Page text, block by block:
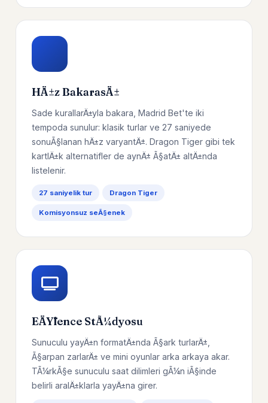
HÄ±z BakarasÄ±
Sade kurallarÄ±yla bakara, Madrid Bet'te iki
tempoda sunulur: klasik turlar ve 27 saniyede
sonuÃ§lanan hÄ±z varyantÄ±. Dragon Tiger gibi tek
kartlÄ±k alternatifler de aynÄ± Ã§atÄ± altÄ±nda
listelenir.
27 saniyelik tur Dragon Tiger
Komisyonsuz seÃ§enek
EÄŸlence StÃ¼dyosu
Sunuculu yayÄ±n formatÄ±nda Ã§ark turlarÄ±,
Ã§arpan zarlarÄ± ve mini oyunlar arka arkaya akar.
TÃ¼rkÃ§e sunuculu saat dilimleri gÃ¼n iÃ§inde
belirli aralÄ±klarla yayÄ±na girer.